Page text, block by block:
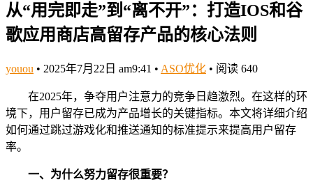
从“用完即走”到“离不开”：打造IOS和谷
歌应用商店高留存产品的核心法则
youou • 2025年7月22日 am9:41 • ASO优化 • 阅读 640
在2025年，争夺用户注意力的竞争日趋激烈。在这样的环
境下，用户留存已成为产品增长的关键指标。本文将详细介绍
如何通过跳过游戏化和推送通知的标准提示来提高用户留存
率。
一、 为什么努力留存很重要？